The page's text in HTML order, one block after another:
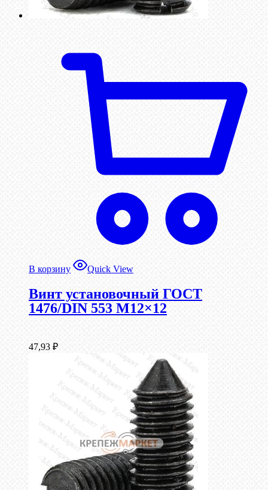
В корзину Quick View
Винт установочный ГОСТ
1476/DIN 553 М12×12
47,93 ₽